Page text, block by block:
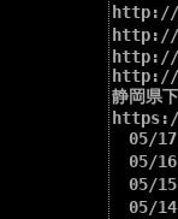
http://
http://
http://
http://
静岡県
05/
05/
05/
05/